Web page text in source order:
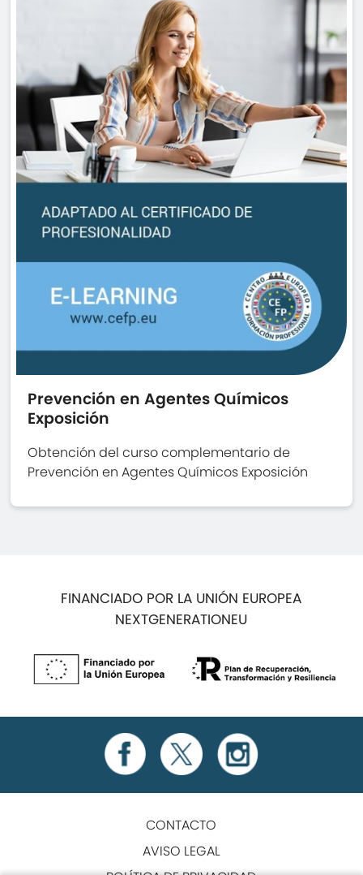
Prevención en Agentes Químicos
Exposición
Obtención del curso complementario de
Prevención en Agentes Químicos Exposición
FINANCIADO POR LA UNIÓN EUROPEA
NEXTGENERATIONEU
CONTACTO
AVISO LEGAL